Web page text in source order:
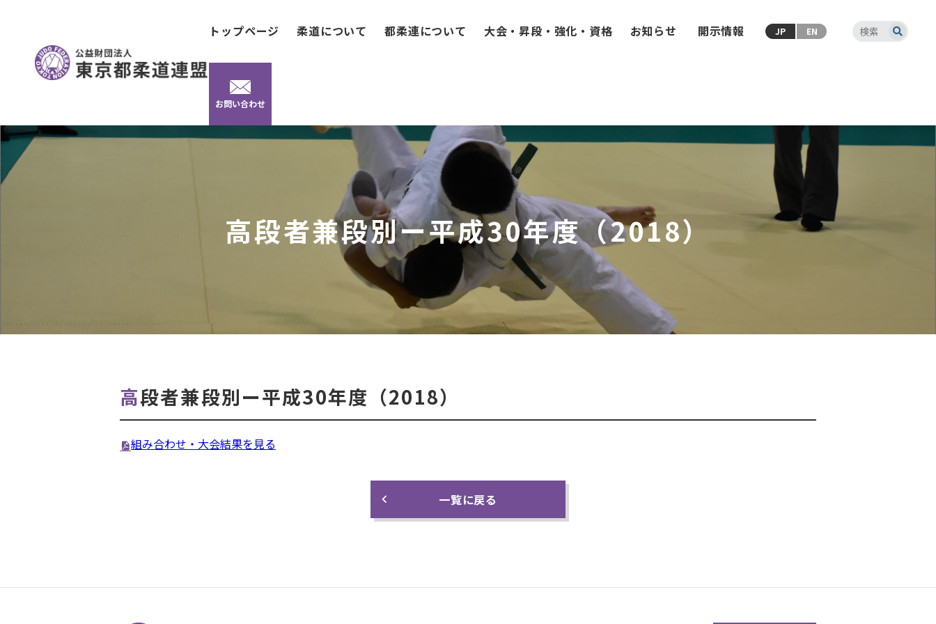
トップページ 柔道について 都柔連について 大会・昇段・強化・資格 お知らせ 開示情報 JP EN
お問い合わせ
高段者兼段別ー平成30年度（2018）
高段者兼段別ー平成30年度（2018）
組み合わせ・大会結果を見る
一覧に戻る